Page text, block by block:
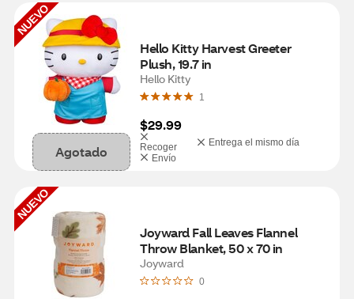
NUEVO
Agotado
Hello Kitty Harvest Greeter
Plush, 19.7 in
Hello Kitty
1
$29.99
Recoger
Entrega el mismo día
Envío
NUEVO
Joyward Fall Leaves Flannel
Throw Blanket, 50 x 70 in
Joyward
0